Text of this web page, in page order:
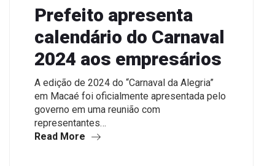
Prefeito apresenta
calendário do Carnaval
2024 aos empresários
A edição de 2024 do “Carnaval da Alegria”
em Macaé foi oficialmente apresentada pelo
governo em uma reunião com
representantes…
Read More